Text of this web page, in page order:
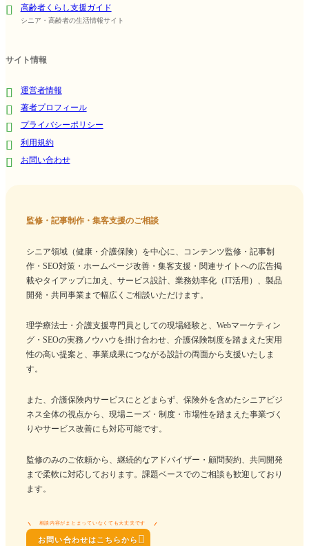
高齢者くらし支援ガイド
シニア・高齢者の生活情報サイト
サイト情報
運営者情報
著者プロフィール
プライバシーポリシー
利用規約
お問い合わせ
監修・記事制作・集客支援のご相談
シニア領域（健康・介護保険）を中心に、コンテンツ監修・記事制
作・SEO対策・ホームページ改善・集客支援・関連サイトへの広告掲
載やタイアップに加え、サービス設計、業務効率化（IT活用）、製品
開発・共同事業まで幅広くご相談いただけます。
理学療法士・介護支援専門員としての現場経験と、Webマーケティン
グ・SEOの実務ノウハウを掛け合わせ、介護保険制度を踏まえた実用
性の高い提案と、事業成果につながる設計の両面から支援いたしま
す。
また、介護保険内サービスにとどまらず、保険外を含めたシニアビジ
ネス全体の視点から、現場ニーズ・制度・市場性を踏まえた事業づく
りやサービス改善にも対応可能です。
監修のみのご依頼から、継続的なアドバイザー・顧問契約、共同開発
まで柔軟に対応しております。課題ベースでのご相談も歓迎しており
ます。
相談内容がまとまっていなくても大丈夫です
お問い合わせはこちらから 